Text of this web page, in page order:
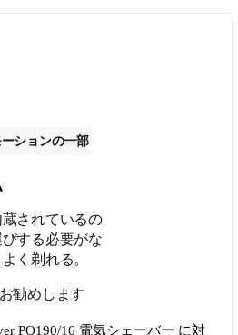
ションの一部
されているの
する必要がな
く剃れる。
勧めします
PQ190/16 電気シェーバー に対